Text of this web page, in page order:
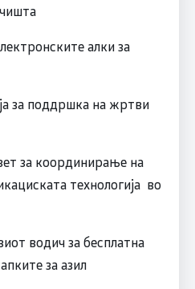
алки за
за поддршка на жртви
за координирање на
технологија во
водич за бесплатна
за азил